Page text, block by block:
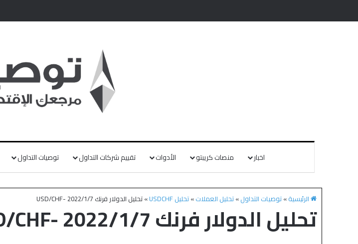
اخبار منصات كريبتو الأدوات تقييم شركات التداول توصيات التداول
الرئيسية»توصيات التداول»تحليل العملات»تحليل USDCHF »تحليل الدولار فرنك USD/CHF- 2022/1/7
تحليل الدولار فرنك USD/CHF- 2022/1/7